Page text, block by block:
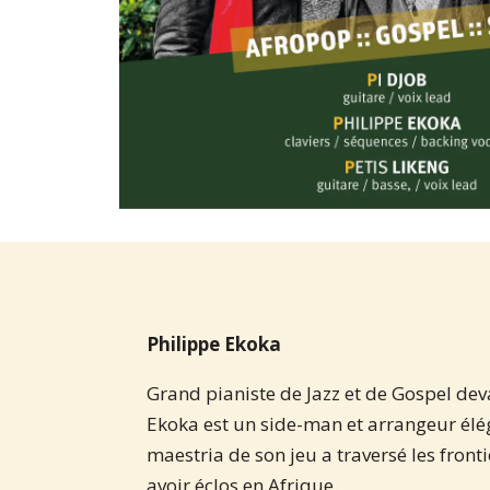
Philippe Ekoka
Grand pianiste de Jazz et de Gospel
Ekoka est un side-man et arrangeur
maestria de son jeu a traversé les